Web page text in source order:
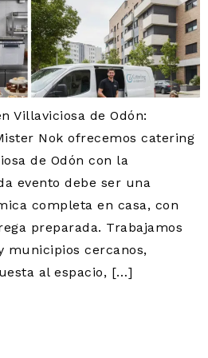
Villaviciosa de Odón:
Nok ofrecemos catering
de Odón con la
evento debe ser una
completa en casa, con
preparada. Trabajamos
municipios cercanos,
al espacio, […]